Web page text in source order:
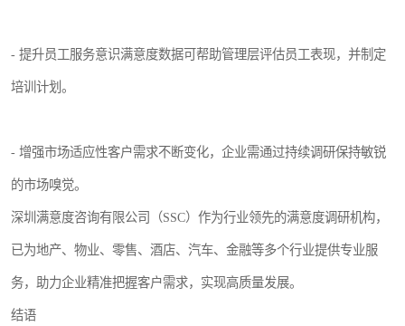
- 提升员工服务意识满意度数据可帮助管理层评估员工表现，并制定
培训计划。
- 增强市场适应性客户需求不断变化，企业需通过持续调研保持敏锐
的市场嗅觉。
深圳满意度咨询有限公司（SSC）作为行业领先的满意度调研机构，
已为地产、物业、零售、酒店、汽车、金融等多个行业提供专业服
务，助力企业精准把握客户需求，实现高质量发展。
结语